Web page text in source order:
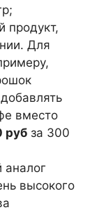
продукт,
Для
вместо
руб за 300
аналог
высокого